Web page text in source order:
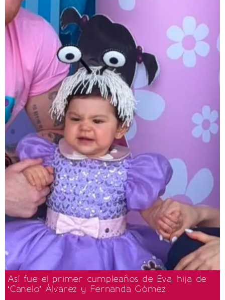
Así fue el primer cumpleaños de Eva, hija de
‘Canelo’ Álvarez y Fernanda Gómez